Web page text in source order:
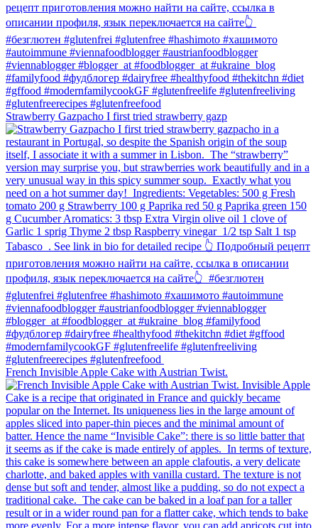
Strawberry Gazpacho⁠ I first tried strawberry gazp
French Invisible Apple Cake with Austrian Twist.⁠